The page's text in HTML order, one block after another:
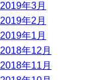
2019年3月
2019年2月
2019年1月
2018年12月
2018年11月